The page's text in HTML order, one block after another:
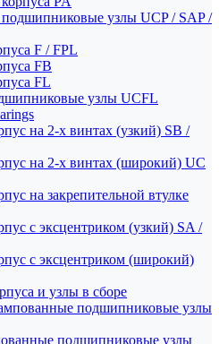
узлы UCP / SAP /
F / FPL
FB
FL
узлы UCFL
на 2-х винтах (узкий) SB /
на 2-х винтах (широкий) UC
на закрепительной втулке
с эксцентриком (узкий) SA /
с эксцентриком (широкий)
и узлы в сборе
подшипниковые узлы
подшипниковые узлы